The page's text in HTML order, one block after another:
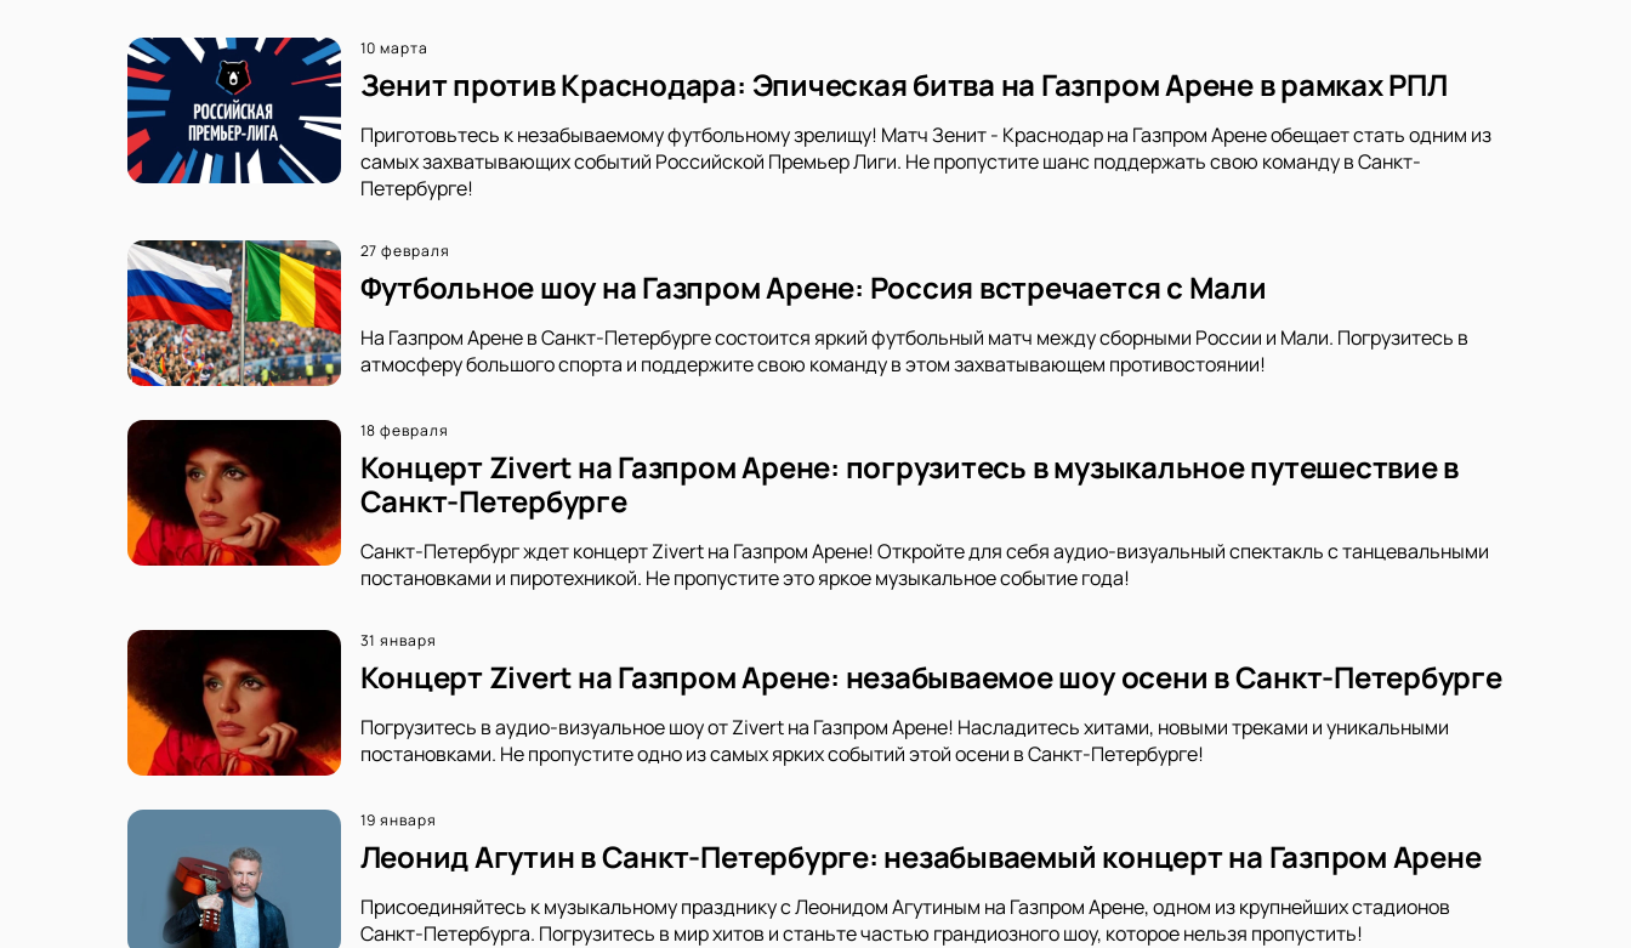
10 марта
Зенит против Краснодара: Эпическая битва на Газпром Арене в рамках РПЛ
Приготовьтесь к незабываемому футбольному зрелищу! Матч Зенит - Краснодар на Газпром Арене обещает стать одним из
самых захватывающих событий Российской Премьер Лиги. Не пропустите шанс поддержать свою команду в Санкт-
Петербурге!
27 февраля
Футбольное шоу на Газпром Арене: Россия встречается с Мали
На Газпром Арене в Санкт-Петербурге состоится яркий футбольный матч между сборными России и Мали. Погрузитесь в
атмосферу большого спорта и поддержите свою команду в этом захватывающем противостоянии!
18 февраля
Концерт Zivert на Газпром Арене: погрузитесь в музыкальное путешествие в
Санкт-Петербурге
Санкт-Петербург ждет концерт Zivert на Газпром Арене! Откройте для себя аудио-визуальный спектакль с танцевальными
постановками и пиротехникой. Не пропустите это яркое музыкальное событие года!
31 января
Концерт Zivert на Газпром Арене: незабываемое шоу осени в Санкт-Петербурге
Погрузитесь в аудио-визуальное шоу от Zivert на Газпром Арене! Насладитесь хитами, новыми треками и уникальными
постановками. Не пропустите одно из самых ярких событий этой осени в Санкт-Петербурге!
19 января
Леонид Агутин в Санкт-Петербурге: незабываемый концерт на Газпром Арене
Присоединяйтесь к музыкальному празднику с Леонидом Агутиным на Газпром Арене, одном из крупнейших стадионов
Санкт-Петербурга. Погрузитесь в мир хитов и станьте частью грандиозного шоу, которое нельзя пропустить!